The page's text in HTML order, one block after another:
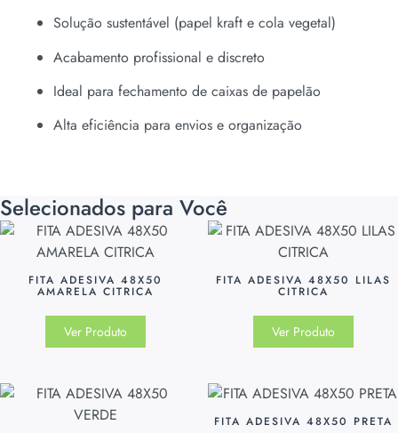
Solução sustentável (papel kraft e cola vegetal)
Acabamento profissional e discreto
Ideal para fechamento de caixas de papelão
Alta eficiência para envios e organização
Selecionados para Você
FITA ADESIVA 48X50
AMARELA CITRICA
Ver Produto
FITA ADESIVA 48X50 LILAS
CITRICA
Ver Produto
FITA ADESIVA 48X50 PRETA